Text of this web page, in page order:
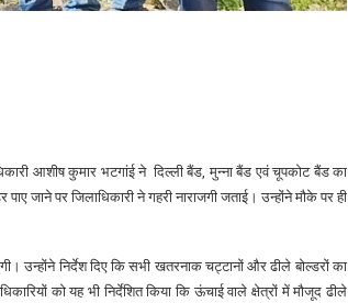
आशीष कुमार भटगांई ने दिल्ली बैंड, मुन्ना बैंड एवं चूपकोट बैंड का
जाने पर जिलाधिकारी ने गहरी नाराजगी जताई। उन्होंने मौके पर ही
उन्होंने निर्देश दिए कि सभी खतरनाक चट्टानों और ढीले बोल्डरों का
को यह भी निर्देशित किया कि ऊंचाई वाले क्षेत्रों में मौजूद ढीले